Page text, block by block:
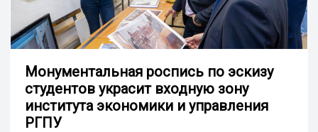
Монументальная роспись по эскизу
студентов украсит входную зону
института экономики и управления
РГПУ